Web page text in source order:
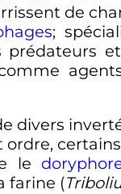
de
;
prédateurs
divers
le
farine (